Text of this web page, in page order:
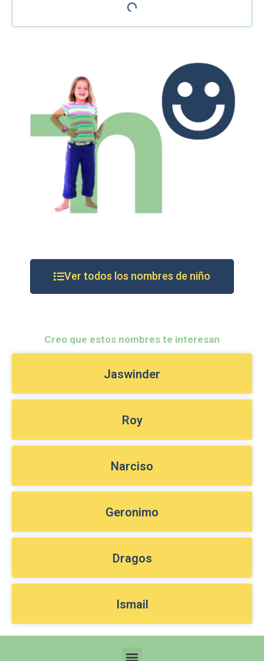
Ver todos los nombres de niño
Creo que estos nombres te interesan
Jaswinder
Roy
Narciso
Geronimo
Dragos
Ismail